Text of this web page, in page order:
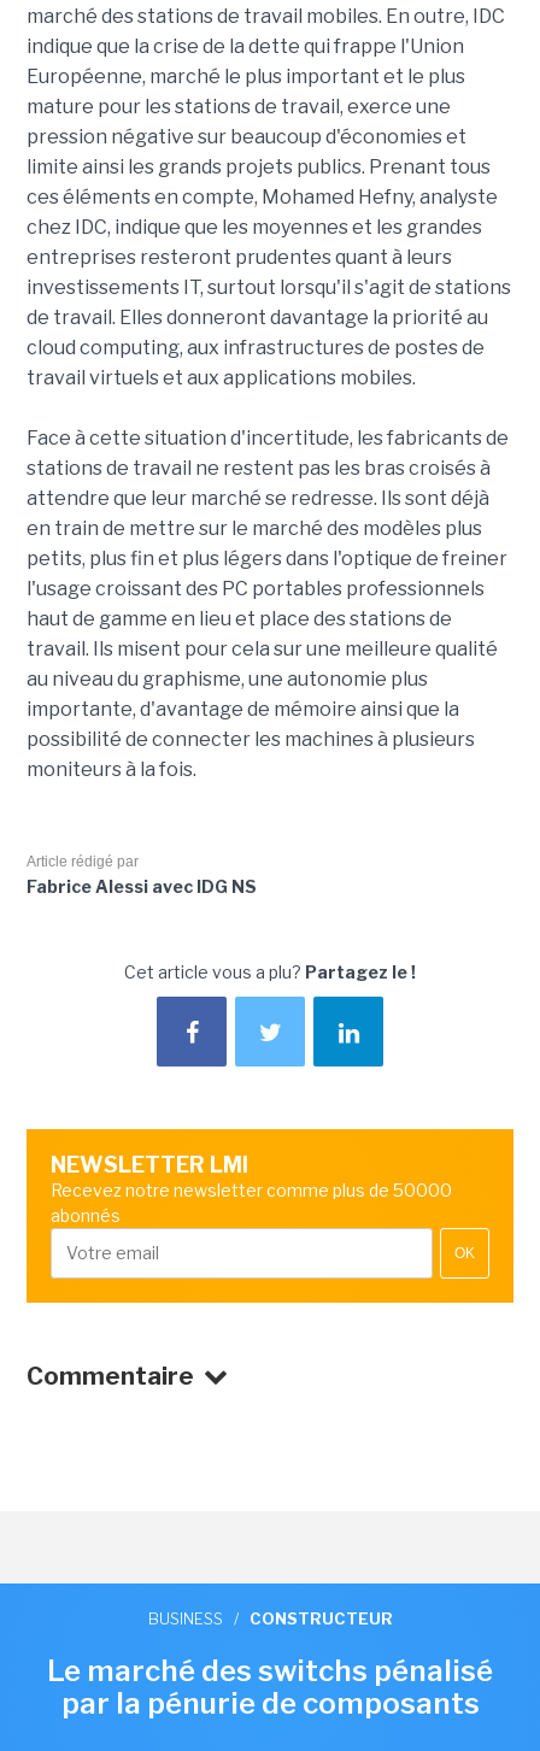
marché des stations de travail mobiles. En outre, IDC
indique que la crise de la dette qui frappe l'Union
Européenne, marché le plus important et le plus
mature pour les stations de travail, exerce une
pression négative sur beaucoup d'économies et
limite ainsi les grands projets publics. Prenant tous
ces éléments en compte, Mohamed Hefny, analyste
chez IDC, indique que les moyennes et les grandes
entreprises resteront prudentes quant à leurs
investissements IT, surtout lorsqu'il s'agit de stations
de travail. Elles donneront davantage la priorité au
cloud computing, aux infrastructures de postes de
travail virtuels et aux applications mobiles.
Face à cette situation d'incertitude, les fabricants de
stations de travail ne restent pas les bras croisés à
attendre que leur marché se redresse. Ils sont déjà
en train de mettre sur le marché des modèles plus
petits, plus fin et plus légers dans l'optique de freiner
l'usage croissant des PC portables professionnels
haut de gamme en lieu et place des stations de
travail. Ils misent pour cela sur une meilleure qualité
au niveau du graphisme, une autonomie plus
importante, d'avantage de mémoire ainsi que la
possibilité de connecter les machines à plusieurs
moniteurs à la fois.
Article rédigé par
Fabrice Alessi avec IDG NS
Cet article vous a plu? Partagez le !
NEWSLETTER LMI
Recevez notre newsletter comme plus de 50000
abonnés
OK
Commentaire
BUSINESS / CONSTRUCTEUR
Le marché des switchs pénalisé
par la pénurie de composants